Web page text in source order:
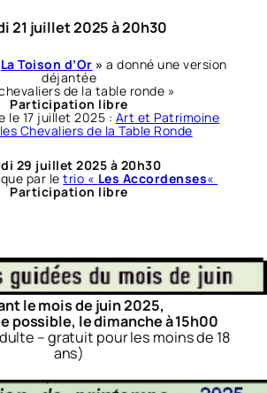
21 juillet 2025 à 20h30
La Toison d’Or »a donné une version
déjantée
de la table ronde »
Participation libre
le 17 juillet 2025 : Art et Patrimoine
Chevaliers de la Table Ronde
29 juillet 2025 à 20h30
par letrio « Les Accordenses«
Participation libre
le mois de juin 2025,
possible, le dimanche à 15h00
– gratuit pour les moins de 18
ans)